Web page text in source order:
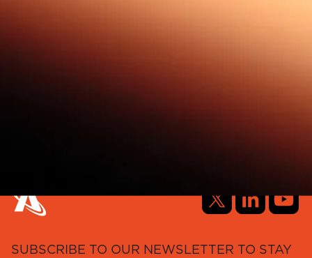
SUBSCRIBE TO OUR NEWSLETTER TO STAY